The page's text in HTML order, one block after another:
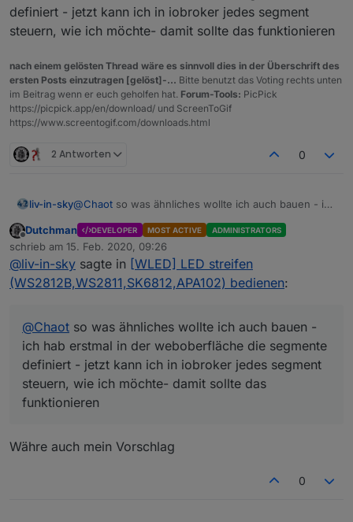
verschiedenfarbig ansteuern und eventuell jede 5. LED
in einer einzelnen Farbe.
Denkst das lässt sich irgendwie umsetzen?
aussehen soll:
Eine LED für Temperatur zwischen -20°C und +30°C
soll sich von Blau über Grün nach Rot verändern und
eine LED fest leuchten als Digitalstrich bei -10; 0; +10
usw.
Eventuell sollte die LED bei 0°C noch in einer anderen
Farbe leuchten.
definiert - jetzt kann ich in iobroker jedes segment
steuern, wie ich möchte- damit sollte das funktionieren
nach einem gelösten Thread wäre es sinnvoll dies in der Überschrift des
ersten Posts einzutragen [gelöst]-... Bitte benutzt das Voting rechts unten
im Beitrag wenn er euch geholfen hat. Forum-Tools: PicPick
https://picpick.app/en/download/ und ScreenToGif
https://www.screentogif.com/downloads.html
2 Antworten 0
liv-in-sky@Chaot so was ähnliches wollte ich auch bauen - ich
definiert - jetzt kann ich in iobroker jedes segment
steuern, wie ich möchte- damit sollte das
funktionieren
Offline
Dutchman DEVELOPER MOST ACTIVE ADMINISTRATORS
schrieb am 15. Feb. 2020, 09:26
zuletzt editiert von
@liv-in-sky sagte in [WLED] LED streifen
(WS2812B,WS2811,SK6812,APA102) bedienen:
@Chaot so was ähnliches wollte ich auch bauen -
ich hab erstmal in der weboberfläche die segmente
definiert - jetzt kann ich in iobroker jedes segment
steuern, wie ich möchte- damit sollte das
funktionieren
Währe auch mein Vorschlag
0